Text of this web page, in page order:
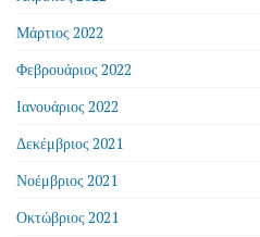
Μάρτιος 2022
Φεβρουάριος 2022
Ιανουάριος 2022
Δεκέμβριος 2021
Νοέμβριος 2021
Οκτώβριος 2021